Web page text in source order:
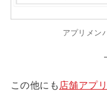
アプリメン
この他にも店舗アプリ